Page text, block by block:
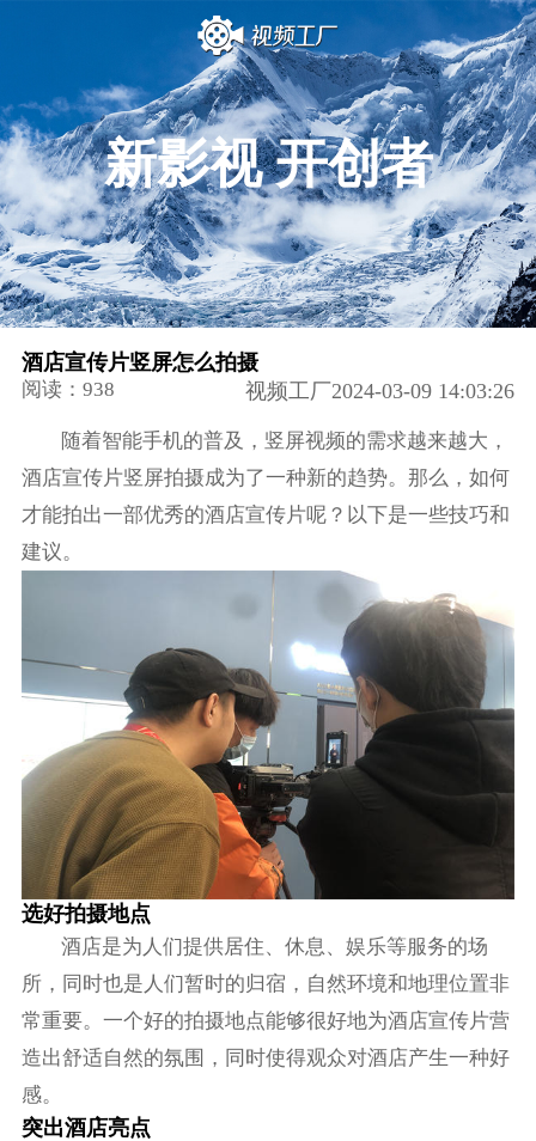
新影视 开创者
酒店宣传片竖屏怎么拍摄
阅读：938 视频工厂2024-03-09 14:03:26
随着智能手机的普及，竖屏视频的需求越来越大，
酒店宣传片竖屏拍摄成为了一种新的趋势。那么，如何
才能拍出一部优秀的酒店宣传片呢？以下是一些技巧和
建议。
选好拍摄地点
酒店是为人们提供居住、休息、娱乐等服务的场
所，同时也是人们暂时的归宿，自然环境和地理位置非
常重要。一个好的拍摄地点能够很好地为酒店宣传片营
造出舒适自然的氛围，同时使得观众对酒店产生一种好
感。
突出酒店亮点